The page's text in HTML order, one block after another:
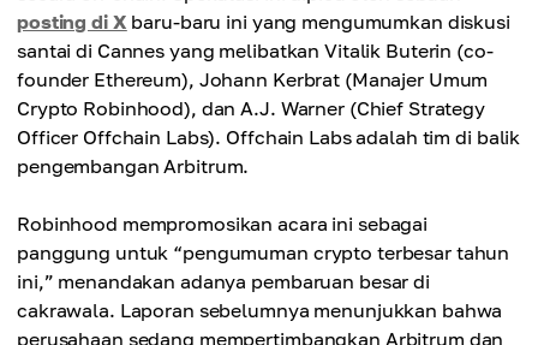
posting di X baru-baru ini yang mengumumkan diskusi
santai di Cannes yang melibatkan Vitalik Buterin (co-
founder Ethereum), Johann Kerbrat (Manajer Umum
Crypto Robinhood), dan A.J. Warner (Chief Strategy
Officer Offchain Labs). Offchain Labs adalah tim di balik
pengembangan Arbitrum.
Robinhood mempromosikan acara ini sebagai
panggung untuk “pengumuman crypto terbesar tahun
ini,” menandakan adanya pembaruan besar di
cakrawala. Laporan sebelumnya menunjukkan bahwa
perusahaan sedang mempertimbangkan Arbitrum dan